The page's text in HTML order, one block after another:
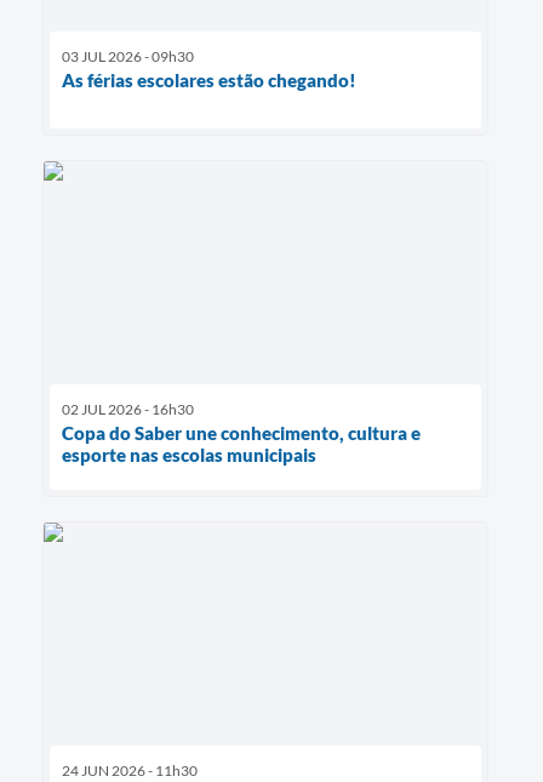
03 JUL 2026 - 09h30
As férias escolares estão chegando!
02 JUL 2026 - 16h30
Copa do Saber une conhecimento, cultura e
esporte nas escolas municipais
24 JUN 2026 - 11h30